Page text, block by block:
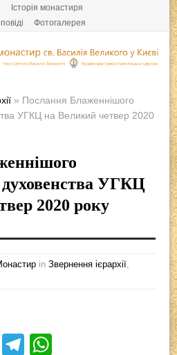
Історія монастиря
Фотогалерея
» Послання Блаженнішого
УГКЦ на Великий четвер 2020
УГКЦ
2020 року
inЗвернення ієрархії
Vi
T